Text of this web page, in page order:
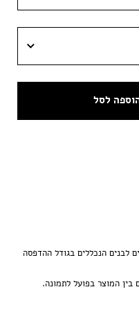
לסל
בין המוצר בפועל לתמונה.